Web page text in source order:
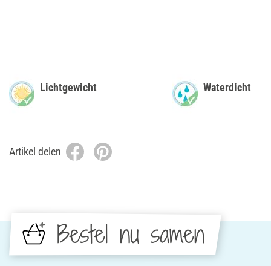
Lichtgewicht Waterdicht
Artikel delen
Bestel nu samen